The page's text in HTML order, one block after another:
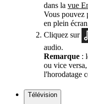
dans la vue
Vous pouvez
en plein
Cliquez sur
audio.
Remarque :
ou vice
l'horodatage
Télévision